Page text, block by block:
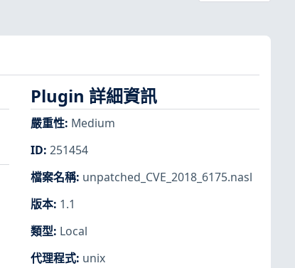
Plugin 詳細資訊
嚴重性: Medium
ID: 251454
檔案名稱: unpatched_CVE_2018_6175.nasl
版本: 1.1
類型: Local
代理程式: unix